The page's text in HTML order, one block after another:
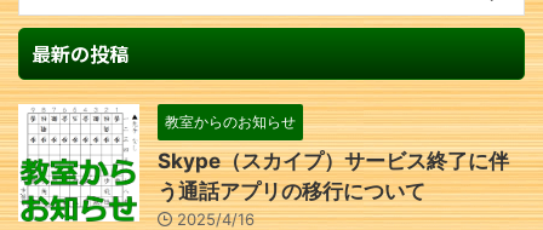
最新の投稿
教室からのお知らせ
Skype（スカイプ）サービス終了に伴
う通話アプリの移行について
2025/4/16